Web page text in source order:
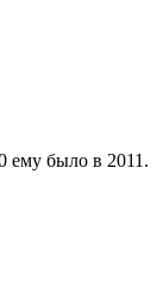
ему было в 2011.